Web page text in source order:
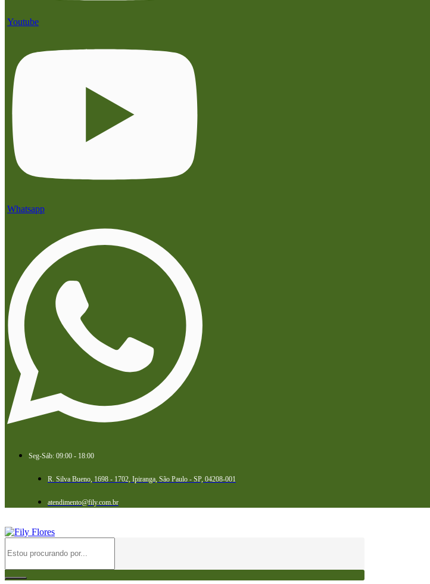
Youtube
Whatsapp
Seg-Sáb: 09:00 - 18:00
R. Silva Bueno, 1698 - 1702, Ipiranga, São Paulo - SP, 04208-001
atendimento@fily.com.br